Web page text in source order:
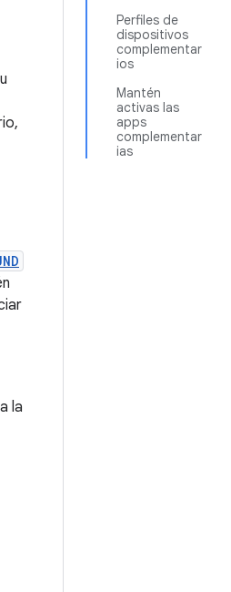
Perfiles de
dispositivos
complementar
ios
Mantén
activas las
apps
complementar
ias
la